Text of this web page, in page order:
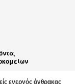
,
ενεργός άνθρακας